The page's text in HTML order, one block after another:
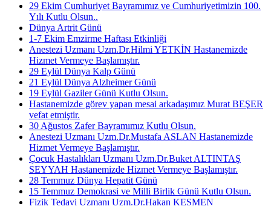
29 Ekim Cumhuriyet Bayramımız ve Cumhuriyetimizin 100.
Yılı Kutlu Olsun..
Dünya Artrit Günü
1-7 Ekim Emzirme Haftası Etkinliği
Anestezi Uzmanı Uzm.Dr.Hilmi YETKİN Hastanemizde
Hizmet Vermeye Başlamıştır.
29 Eylül Dünya Kalp Günü
21 Eylül Dünya Alzheimer Günü
19 Eylül Gaziler Günü Kutlu Olsun.
Hastanemizde görev yapan mesai arkadaşımız Murat BEŞER
vefat etmiştir.
30 Ağustos Zafer Bayramımız Kutlu Olsun.
Anestezi Uzmanı Uzm.Dr.Mustafa ASLAN Hastanemizde
Hizmet Vermeye Başlamıştır.
Çocuk Hastalıkları Uzmanı Uzm.Dr.Buket ALTINTAŞ
SEYYAH Hastanemizde Hizmet Vermeye Başlamıştır.
28 Temmuz Dünya Hepatit Günü
15 Temmuz Demokrasi ve Milli Birlik Günü Kutlu Olsun.
Fizik Tedavi Uzmanı Uzm.Dr.Hakan KESMEN